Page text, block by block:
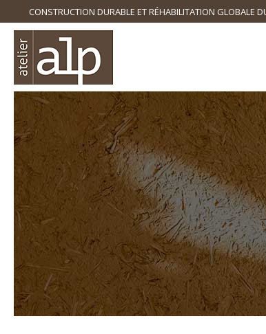
CONSTRUCTION DURABLE ET RÉHABILITATION GLOBALE